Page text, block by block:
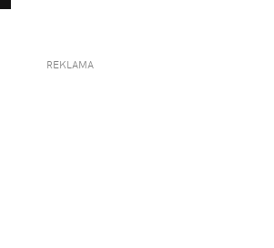
REKLAMA